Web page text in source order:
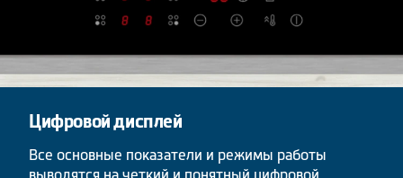
Цифровой дисплей
Все основные показатели и режимы работы
выводятся на четкий и понятный цифровой